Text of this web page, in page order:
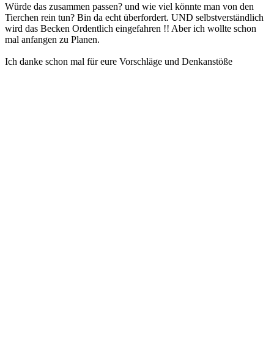
Würde das zusammen passen? und wie viel könnte man von den
Tierchen rein tun? Bin da echt überfordert. UND selbstverständlich
wird das Becken Ordentlich eingefahren !! Aber ich wollte schon
mal anfangen zu Planen.
Ich danke schon mal für eure Vorschläge und Denkanstöße